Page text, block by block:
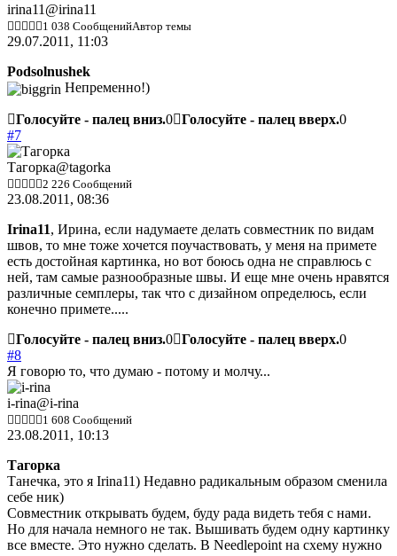
irina11 @irina11
1 038 СообщенийАвтор темы
29.07.2011, 11:03
Podsolnushek
Непременно!)
Голосуйте - палец вниз.0 Голосуйте - палец вверх.0
#7
Тагорка@tagorka
2 226 Сообщений
23.08.2011, 08:36
Irina11, Ирина, если надумаете делать совместник по видам
швов, то мне тоже хочется поучаствовать, у меня на примете
есть достойная картинка, но вот боюсь одна не справлюсь с
ней, там самые разнообразные швы. И еще мне очень нравятся
различные семплеры, так что с дизайном определюсь, если
конечно примете.....
Голосуйте - палец вниз.0 Голосуйте - палец вверх.0
#8
Я говорю то, что думаю - потому и молчу...
i-rina@i-rina
1 608 Сообщений
23.08.2011, 10:13
Тагорка
Танечка, это я Irina11) Недавно радикальным образом сменила
себе ник)
Совместник открывать будем, буду рада видеть тебя с нами.
Но для начала немного не так. Вышивать будем одну картинку
все вместе. Это нужно сделать. В Needlepoint на схему нужно